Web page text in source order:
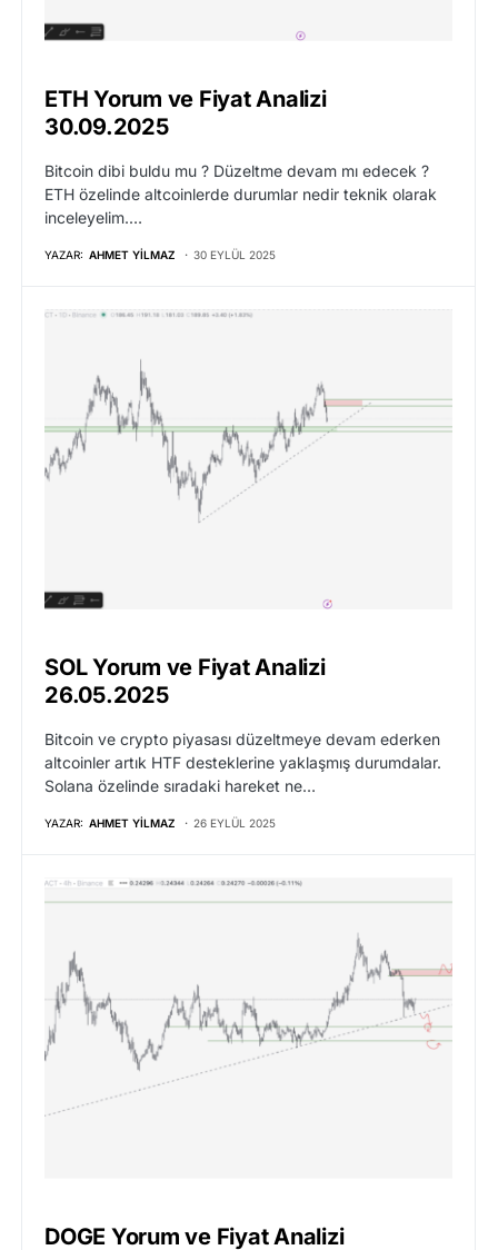
ETH Yorum ve Fiyat Analizi
30.09.2025
Bitcoin dibi buldu mu ? Düzeltme devam mı edecek ?
ETH özelinde altcoinlerde durumlar nedir teknik olarak
inceleyelim.…
YAZAR: AHMET YILMAZ 30 EYLÜL 2025
SOL Yorum ve Fiyat Analizi
26.05.2025
Bitcoin ve crypto piyasası düzeltmeye devam ederken
altcoinler artık HTF desteklerine yaklaşmış durumdalar.
Solana özelinde sıradaki hareket ne…
YAZAR: AHMET YILMAZ 26 EYLÜL 2025
DOGE Yorum ve Fiyat Analizi